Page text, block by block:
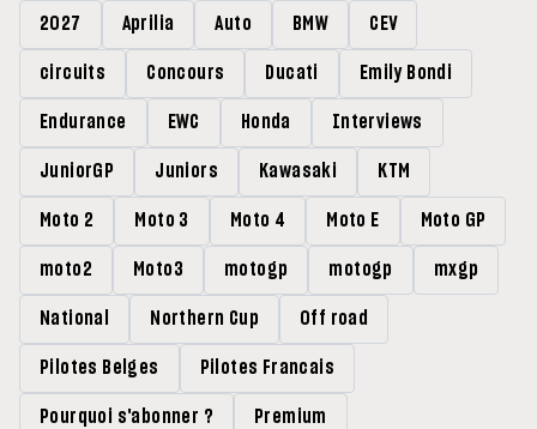
2027 Aprilia Auto BMW CEV
circuits Concours Ducati Emily Bondi
Endurance EWC Honda Interviews
JuniorGP Juniors Kawasaki KTM
Moto 2 Moto 3 Moto 4 Moto E Moto GP
moto2 Moto3 motogp motogp mxgp
National Northern Cup Off road
Pilotes Belges Pilotes Francais
Pourquoi s'abonner ? Premium